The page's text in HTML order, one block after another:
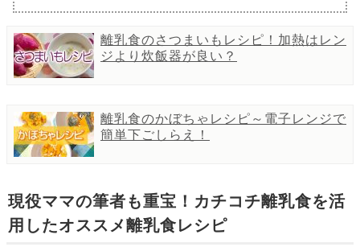
離乳食のさつまいもレシピ！加熱はレン
ジより炊飯器が良い？
離乳食のかぼちゃレシピ～電子レンジで
簡単下ごしらえ！
現役ママの筆者も重宝！カチコチ離乳食を活
用したオススメ離乳食レシピ